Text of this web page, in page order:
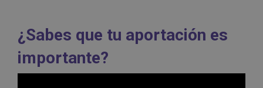
¿Sabes que tu aportación es
importante?